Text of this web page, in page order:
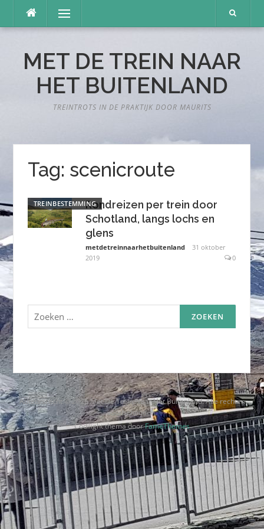
inhoud
Menu
MET DE TREIN NAAR
HET BUITENLAND
TREINTROTS IN DE PRAKTIJK DOOR MAURITS
Tag: scenicroute
TREINBESTEMMINGRondreizen per trein door
Schotland, langs lochs en
glens
metdetreinnaarhetbuitenland
31 oktober
2019
0
Zoeken
naar:
Auteursrecht © 2026 Met De Trein Naar Het Buitenland. Alle rechten
voorbehouden.
Codilight thema doorFameThemes